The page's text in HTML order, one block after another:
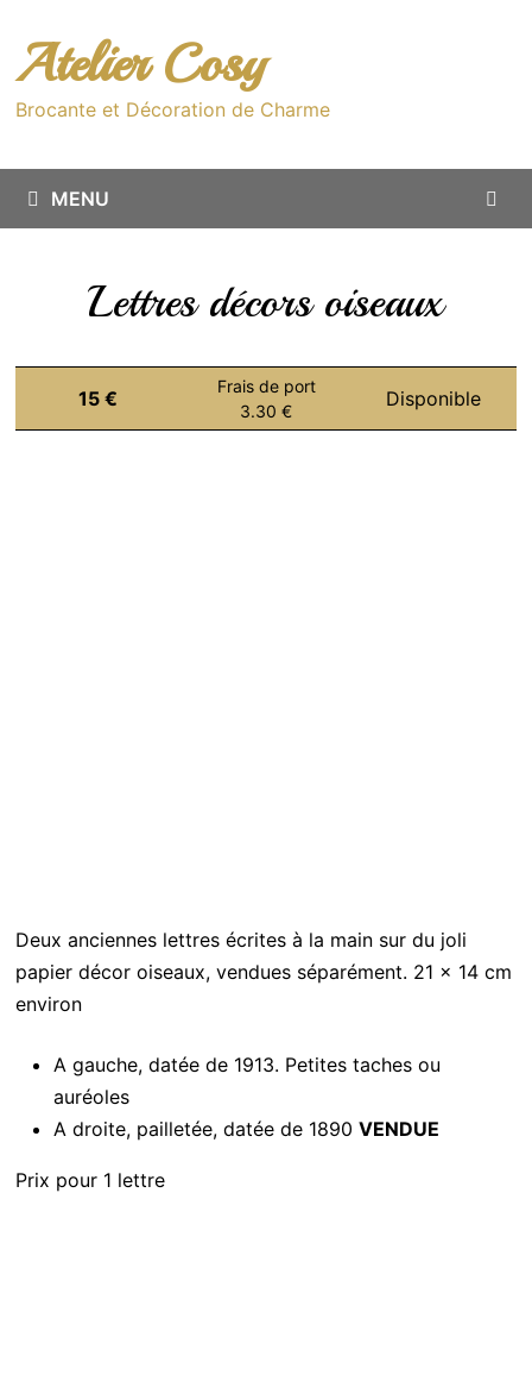
contenu
Atelier Cosy
Brocante et Décoration de Charme
MENU
Lettres décors oiseaux
15 €
Frais de port
3.30 €
Disponible
Deux anciennes lettres écrites à la main sur du joli
papier décor oiseaux, vendues séparément. 21 x 14 cm
environ
A gauche, datée de 1913. Petites taches ou
auréoles
A droite, pailletée, datée de 1890 VENDUE
Prix pour 1 lettre